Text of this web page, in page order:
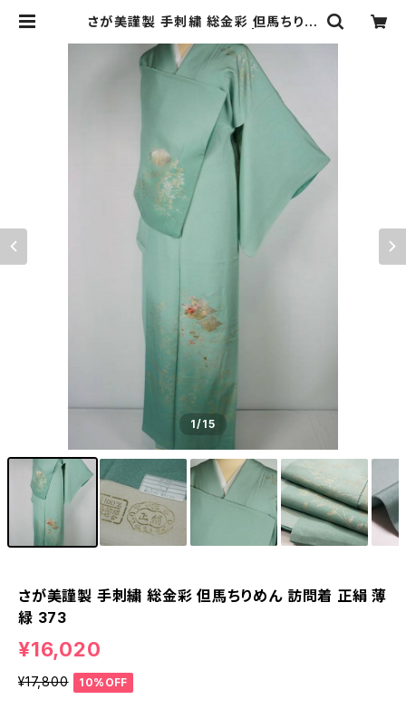
さが美謹製 手刺繍 総金彩 但馬ちりめ
Re:和 [online store] キモノリワ
着物 帯
1/15
さが美謹製 手刺繍 総金彩 但馬ちりめん 訪問着 正絹 薄
緑 373
¥16,020
¥17,800 10%OFF